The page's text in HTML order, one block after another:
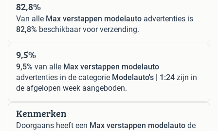
82,8%
Van alle Max verstappen modelauto advertenties is
82,8% beschikbaar voor verzending.
9,5%
9,5% van alle Max verstappen modelauto
advertenties in de categorie Modelauto's | 1:24 zijn in
de afgelopen week aangeboden.
Kenmerken
Doorgaans heeft een Max verstappen modelauto de